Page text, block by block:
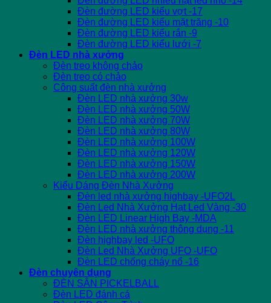
Đèn đường LED kiểu vợt -17
Đèn đường LED kiểu mặt trăng -10
Đèn đường LED kiểu rắn -9
Đèn đường LED kiểu lưới -7
Đèn LED nhà xưởng
Đèn treo không chảo
Đèn treo có chảo
Công suất đèn nhà xưởng
Đèn LED nhà xưởng 30w
Đèn LED nhà xưởng 50W
Đèn LED nhà xưởng 70W
Đèn LED nhà xưởng 80W
Đèn LED nhà xưởng 100W
Đèn LED nhà xưởng 120W
Đèn LED nhà xưởng 150W
Đèn LED nhà xưởng 200W
Kiểu Dáng Đèn Nhà Xưởng
Đèn led nhà xưởng highbay -UFO2L
Đèn Led Nhà Xưởng Hạt Led Vàng -30
Đèn LED Linear High Bay -MDA
Đèn LED nhà xưởng thông dụng -11
Đèn highbay led -UFO
Đèn Led Nhà Xưởng UFO -UFO
Đèn LED chống cháy nổ -16
Đèn chuyên dụng
ĐÈN SÂN PICKELBALL
Đèn LED đánh cá